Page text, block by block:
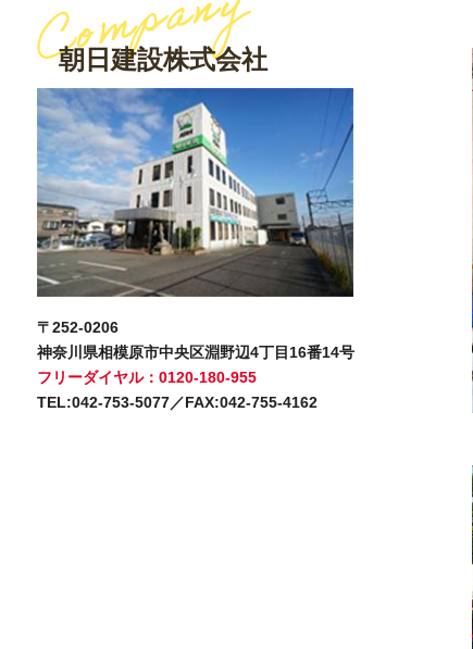
朝日建設株式会社
〒252-0206
神奈川県相模原市中央区淵野辺4丁目16番14号
フリーダイヤル：0120-180-955
TEL:042-753-5077／FAX:042-755-4162